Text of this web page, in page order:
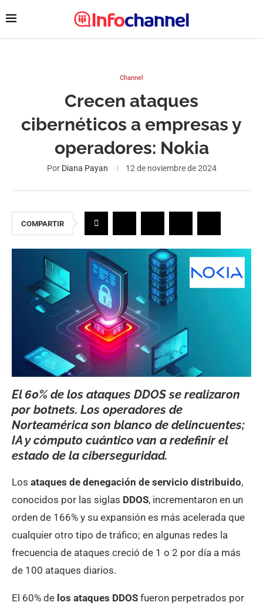
Channel
Crecen ataques
cibernéticos a empresas y
operadores: Nokia
Por Diana Payan 12 de noviembre de 2024
COMPARTIR
El 60% de los ataques DDOS se realizaron
por botnets. Los operadores de
Norteamérica son blanco de delincuentes;
IA y cómputo cuántico van a redefinir el
estado de la ciberseguridad.
Los ataques de denegación de servicio distribuido,
conocidos por las siglas DDOS, incrementaron en un
orden de 166% y su expansión es más acelerada que
cualquier otro tipo de tráfico; en algunas redes la
frecuencia de ataques creció de 1 o 2 por día a más
de 100 ataques diarios.
El 60% de los ataques DDOS fueron perpetrados por